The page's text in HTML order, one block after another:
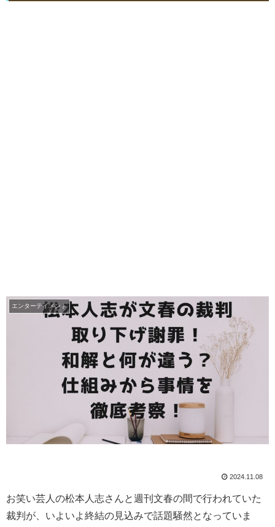
エンターテイメント
2024.11.08
お笑い芸人の松本人志さんと週刊文春の間で行われていた
裁判が、いよいよ終結の見込みで話題騒然となっていま